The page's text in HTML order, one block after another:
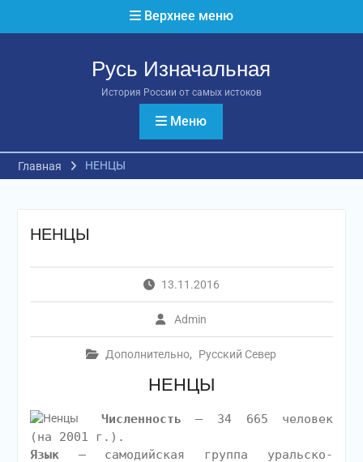
Верхнее меню
Русь Изначальная
История России от самых истоков
Меню
Главная НЕНЦЫ
НЕНЦЫ
13.11.2016
Admin
Дополнительно, Русский Север
НЕНЦЫ
Численность – 34 665 человек
(на 2001 г.).
Язык– самодийская группа уральско-